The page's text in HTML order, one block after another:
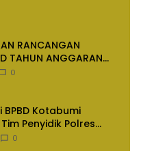
RANCANGAN
TAHUN ANGGARAN
0
Kotabumi
Penyidik Polres
0